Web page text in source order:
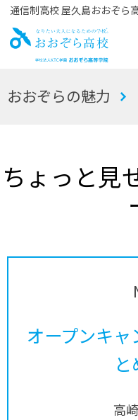
通信制高校 屋久島おおぞら
お
おおぞらの魅力
ちょっと見
オープンキ
高